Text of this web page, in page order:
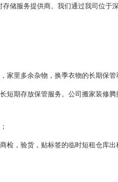
储服务提供商。我们通过我司位于
里多余杂物，换季衣物的长期保管
短期存放保管服务。公司搬家装修
，验货，贴标签的临时短租仓库出